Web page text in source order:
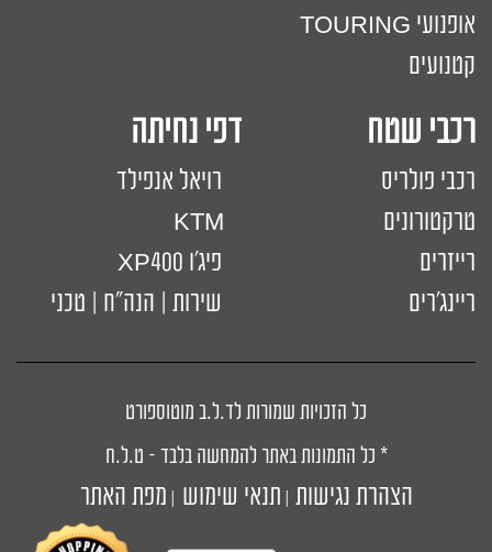
אופנועי TOURING
קטנועים
רכבי שטח דפי נחיתה
רכבי פולריס
רויאל אנפילד
טרקטורונים
רייזרים
פיג'ו XP400
ריינג'רים
שירות | הנה"ח | טכני
כל הזכויות שמורות לד.ל.ב מוטוספורט
* כל התמונות באתר להמחשה בלבד – ט.ל.ח
הצהרת נגישות תנאי שימוש מפת האתר